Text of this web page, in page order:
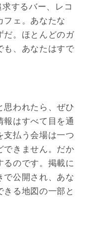
るバー、レコ
フェ。あなたな
だ。ほとんどのガ
も、あなたはすで
思われたら、ぜひ
報はすべて目を通
支払う会場は一つ
できません。だか
るのです。掲載に
で公開され、あな
る地図の一部と